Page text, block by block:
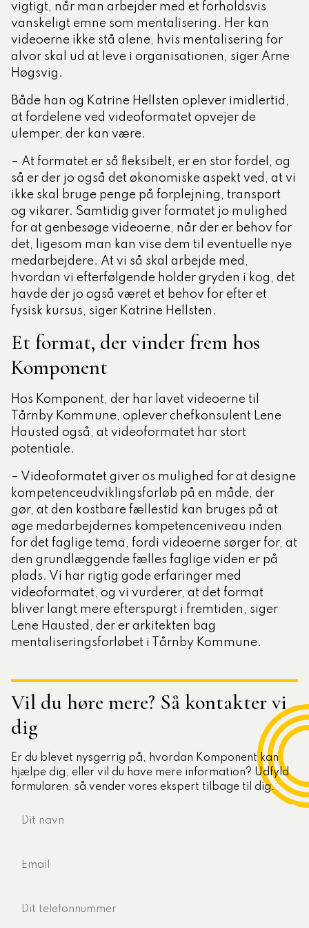
vigtigt, når man arbejder med et forholdsvis
vanskeligt emne som mentalisering. Her kan
videoerne ikke stå alene, hvis mentalisering for
alvor skal ud at leve i organisationen, siger Arne
Høgsvig.
Både han og Katrine Hellsten oplever imidlertid,
at fordelene ved videoformatet opvejer de
ulemper, der kan være.
– At formatet er så fleksibelt, er en stor fordel, og
så er der jo også det økonomiske aspekt ved, at vi
ikke skal bruge penge på forplejning, transport
og vikarer. Samtidig giver formatet jo mulighed
for at genbesøge videoerne, når der er behov for
det, ligesom man kan vise dem til eventuelle nye
medarbejdere. At vi så skal arbejde med,
hvordan vi efterfølgende holder gryden i kog, det
havde der jo også været et behov for efter et
fysisk kursus, siger Katrine Hellsten.
Et format, der vinder frem hos
Komponent
Hos Komponent, der har lavet videoerne til
Tårnby Kommune, oplever chefkonsulent Lene
Hausted også, at videoformatet har stort
potentiale.
– Videoformatet giver os mulighed for at designe
kompetenceudviklingsforløb på en måde, der
gør, at den kostbare fællestid kan bruges på at
øge medarbejdernes kompetenceniveau inden
for det faglige tema, fordi videoerne sørger for, at
den grundlæggende fælles faglige viden er på
plads. Vi har rigtig gode erfaringer med
videoformatet, og vi vurderer, at det format
bliver langt mere efterspurgt i fremtiden, siger
Lene Hausted, der er arkitekten bag
mentaliseringsforløbet i Tårnby Kommune.
Vil du høre mere? Så kontakter vi
dig
Er du blevet nysgerrig på, hvordan Komponent kan
hjælpe dig, eller vil du have mere information? Udfyld
formularen, så vender vores ekspert tilbage til dig.